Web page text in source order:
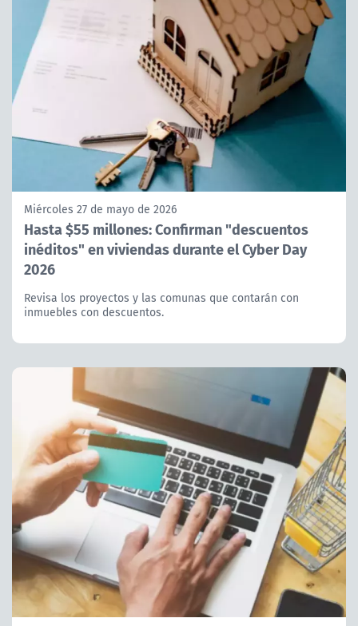
Miércoles 27 de mayo de 2026
Hasta $55 millones: Confirman "descuentos
inéditos" en viviendas durante el Cyber Day
2026
Revisa los proyectos y las comunas que contarán con
inmuebles con descuentos.